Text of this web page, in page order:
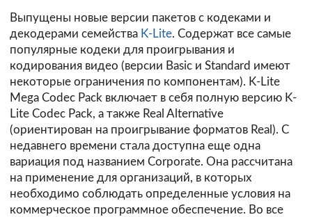
Выпущены новые версии пакетов с кодеками и
декодерами семейства K-Lite. Содержат все самые
популярные кодеки для проигрывания и
кодирования видео (версии Basic и Standard имеют
некоторые ограничения по компонентам). K-Lite
Mega Codec Pack включает в себя полную версию K-
Lite Codec Pack, а также Real Alternative
(ориентирован на проигрывание форматов Real). С
недавнего времени стала доступна еще одна
вариация под названием Corporate. Она рассчитана
на применение для организаций, в которых
необходимо соблюдать определенные условия на
коммерческое программное обеспечение. Во все